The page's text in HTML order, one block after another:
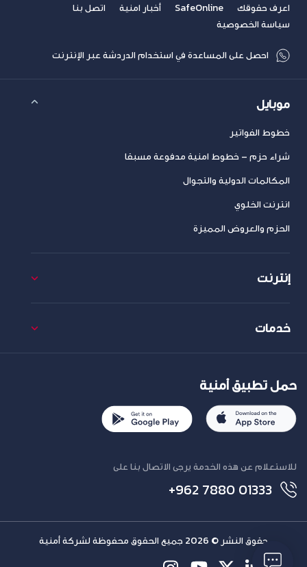
اعرف حقوقك
SafeOnline أخبار امنية
اتصل بنا
سياسة الخصوصية
احصل على المساعدة في استخدام الدردشة عبر الإنترنت
موبايل
خطوط الفواتير
شراء حزم – خطوط امنية مدفوعة مسبقا
المكالمات الدولية والتجوال
انترنت الخلوي
الحزم والعروض المميزة
إنترنت
خدمات
حمل تطبيق أمنية
للاستعلام عن هذه الخدمة يرجى الاتصال بنا على
+962 7880 01333
حقوق النشر © 2026 جميع الحقوق محفوظة لشركة أمنية